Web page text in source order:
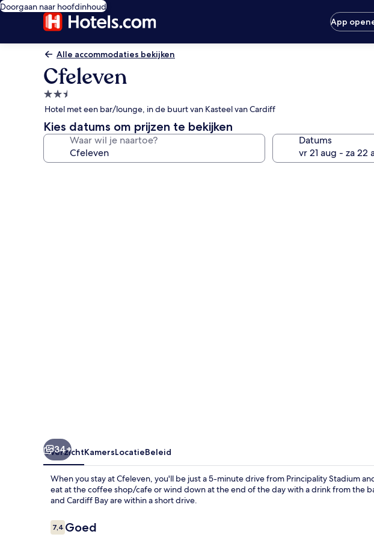
Doorgaan naar hoofdinhoud
App
Alle accommodaties bekijken
Cfeleven
2.5-
sterrenaccommodatie
Hotel met een bar/lounge, in de buurt van Kasteel van Cardiff
Kies datums om prijzen te bekijken
Waar wil je naartoe? Datums
34+
OverzichtKamersLocatieBeleid
When you stay at Cfeleven, you'll be just a 5-minute drive from Principality Stadium
eat at the coffee shop/cafe or wind down at the end of the day with a drink from the
and Cardiff Bay are within a short drive.
Beoordelingen
7,47,4 op 10 –
Goed